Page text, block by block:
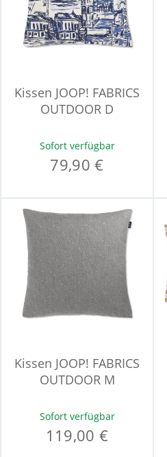
Kissen JOOP! FABRICS
OUTDOOR D
Sofort verfügbar
79,90 €
Kissen JOOP! FABRICS
OUTDOOR M
Sofort verfügbar
119,00 €